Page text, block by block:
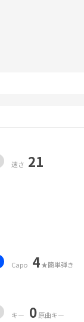
速さ 21
Capo 4★簡単弾き
キー 0原曲キー